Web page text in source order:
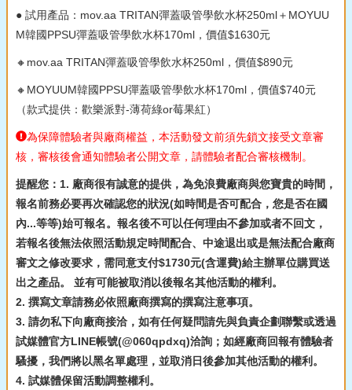
● 試用產品：mov.aa TRITAN彈蓋吸管學飲水杯250ml＋MOYUU
M韓國PPSU彈蓋吸管學飲水杯170ml，價值$1630元
🔸mov.aa TRITAN彈蓋吸管學飲水杯250ml，價值$890元
🔸MOYUUM韓國PPSU彈蓋吸管學飲水杯170ml，價值$740元
（款式提供：歡樂派對-薄荷綠or莓果紅）
為保障體驗者與廠商權益，本活動發文前須先鎖文接受文章審
核，審核後會通知體驗者公開文章，請體驗者配合審核機制。
提醒您：1. 廠商很有誠意的提供，為免浪費廠商與您寶貴的時間，
報名前務必要再次確認您的狀況(如時間是否可配合，您是否在國
內...等等)始可報名。報名後不可以任何理由不參加或者不回文，
若報名後無法依照活動規定時間配合、中途退出或是無法配合廠商
審文之修改要求，需同意支付$1730元(含運費)給主辦單位購買送
出之產品。 並有可能被取消以後報名其他活動的權利。
2. 撰寫文章請務必依照廠商撰寫的撰寫注意事項。
3. 請勿私下向廠商接洽，如有任何疑問請先與負責企劃聯繫或透過
試媒體官方LINE帳號(@060qpdxq)洽詢；如經廠商回報有體驗者
騷擾，我們將以黑名單處理，並取消日後參加其他活動的權利。
4. 試媒體保留活動調整權利。